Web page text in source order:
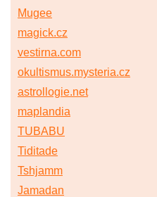
Mugee
magick.cz
vestirna.com
okultismus.mysteria.cz
astrollogie.net
maplandia
TUBABU
Tiditade
Tshjamm
Jamadan